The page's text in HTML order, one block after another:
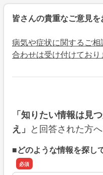
皆さんの貴重なご意見を
病気や症状に関するご
合わせは受け付けており
「知りたい情報は見
え」 と回答された方
■どのような情報を探し